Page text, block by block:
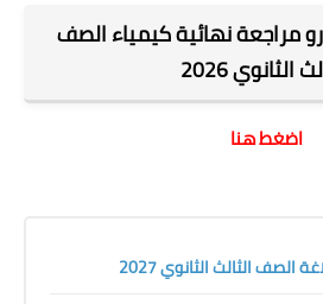
مراجعة نهائية كيمياء الصف
الثانوي 2026
اضغط هنا
الصف الثالث الثانوي 2027